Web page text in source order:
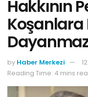
Hakkının
by Haber Merkezi
Reading Time: 4 mins